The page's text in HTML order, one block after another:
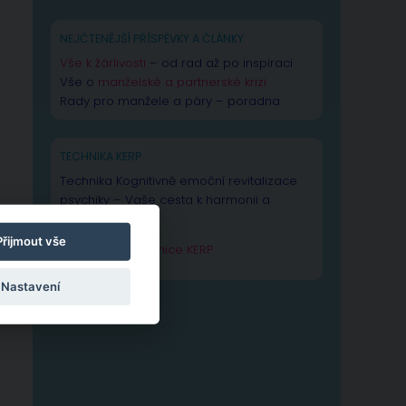
NEJČTENĚJŠÍ PŘÍSPĚVKY A ČLÁNKY
Vše k žárlivosti – od rad až po inspiraci
Vše o manželské a partnerské krizi
Rady pro manžele a páry – poradna
TECHNIKA KERP
Technika Kognitivně emoční revitalizace
psychiky – Vaše cesta k harmonii a
výkonnosti duše.
Zjistit více o technice KERP
vše
Nastavení